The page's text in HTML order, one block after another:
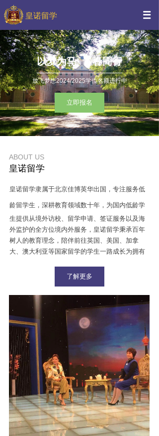
皇诺留学
以梦为马 青春同行
放飞梦想2024/2025学位名额进行中
立即报名
ABOUT US
皇诺留学
皇诺留学隶属于北京佳博英华出国，专注服务低
龄留学生，深耕教育领域数十年，为国内低龄学
生提供从境外访校、留学申请、签证服务以及海
外监护的全方位境内外服务，皇诺留学秉承百年
树人的教育理念，陪伴前往英国、美国、加拿
大、澳大利亚等国家留学的学生一路成长为拥有
案老师、考试辅导外教以及海外监护人数百余
名，在北京、伦敦、洛杉矶、温哥华和悉尼设有
办公室，与全球200多所知名院校及优秀教育机构
建立了紧密的合作关系，10多年来见证了数百位
的优秀学子成功升入牛津剑桥G5常青藤，见证了
教育改变命运的巨大魔力。
了解更多